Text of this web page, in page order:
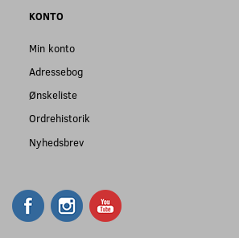
KONTO
Min konto
Adressebog
Ønskeliste
Ordrehistorik
Nyhedsbrev